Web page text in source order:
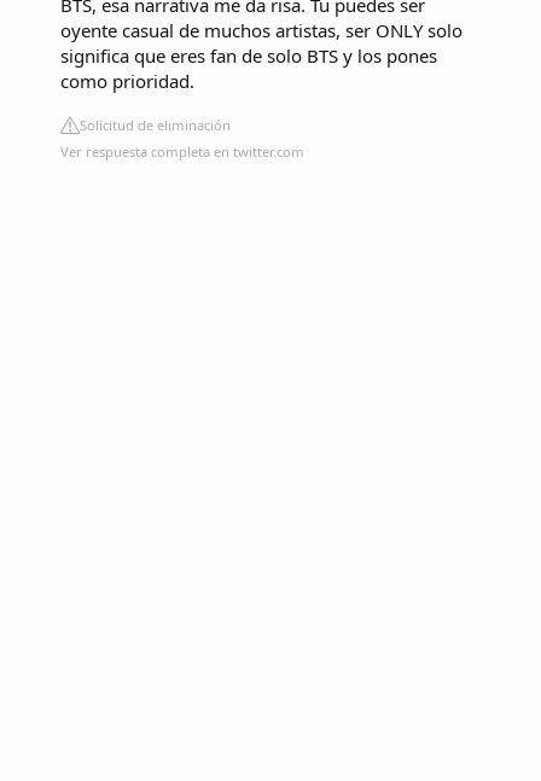
BTS, esa narrativa me da risa. Tu puedes ser
oyente casual de muchos artistas, ser ONLY solo
significa que eres fan de solo BTS y los pones
como prioridad.
Solicitud de eliminación
Ver respuesta completa en twitter.com